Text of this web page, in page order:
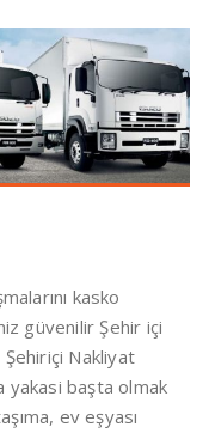
kasko
güvenilir Şehir içi
Şehiriçi Nakliyat
yakasi başta olmak
ev eşyası